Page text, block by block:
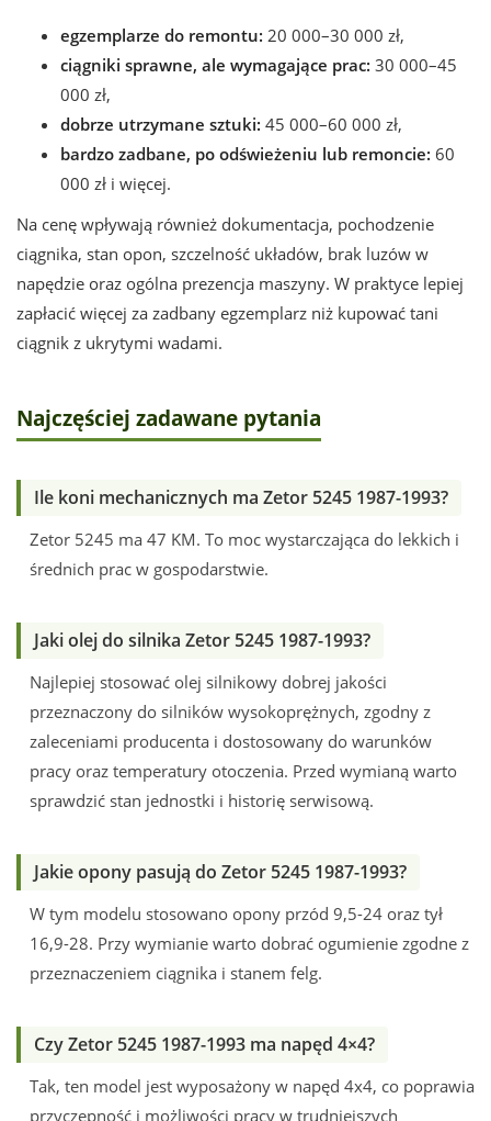
egzemplarze do remontu: 20 000–30 000 zł,
ciągniki sprawne, ale wymagające prac: 30 000–45
000 zł,
dobrze utrzymane sztuki: 45 000–60 000 zł,
bardzo zadbane, po odświeżeniu lub remoncie: 60
000 zł i więcej.
Na cenę wpływają również dokumentacja, pochodzenie
ciągnika, stan opon, szczelność układów, brak luzów w
napędzie oraz ogólna prezencja maszyny. W praktyce lepiej
zapłacić więcej za zadbany egzemplarz niż kupować tani
ciągnik z ukrytymi wadami.
Najczęściej zadawane pytania
Ile koni mechanicznych ma Zetor 5245 1987-1993?
Zetor 5245 ma 47 KM. To moc wystarczająca do lekkich i
średnich prac w gospodarstwie.
Jaki olej do silnika Zetor 5245 1987-1993?
Najlepiej stosować olej silnikowy dobrej jakości
przeznaczony do silników wysokoprężnych, zgodny z
zaleceniami producenta i dostosowany do warunków
pracy oraz temperatury otoczenia. Przed wymianą warto
sprawdzić stan jednostki i historię serwisową.
Jakie opony pasują do Zetor 5245 1987-1993?
W tym modelu stosowano opony przód 9,5-24 oraz tył
16,9-28. Przy wymianie warto dobrać ogumienie zgodne z
przeznaczeniem ciągnika i stanem felg.
Czy Zetor 5245 1987-1993 ma napęd 4×4?
Tak, ten model jest wyposażony w napęd 4x4, co poprawia
przyczepność i możliwości pracy w trudniejszych